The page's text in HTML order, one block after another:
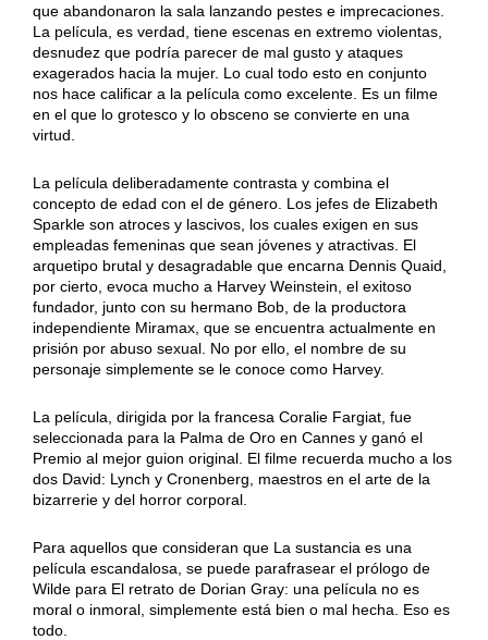
que abandonaron la sala lanzando pestes e imprecaciones.
La película, es verdad, tiene escenas en extremo violentas,
desnudez que podría parecer de mal gusto y ataques
exagerados hacia la mujer. Lo cual todo esto en conjunto
nos hace calificar a la película como excelente. Es un filme
en el que lo grotesco y lo obsceno se convierte en una
virtud.
La película deliberadamente contrasta y combina el
concepto de edad con el de género. Los jefes de Elizabeth
Sparkle son atroces y lascivos, los cuales exigen en sus
empleadas femeninas que sean jóvenes y atractivas. El
arquetipo brutal y desagradable que encarna Dennis Quaid,
por cierto, evoca mucho a Harvey Weinstein, el exitoso
fundador, junto con su hermano Bob, de la productora
independiente Miramax, que se encuentra actualmente en
prisión por abuso sexual. No por ello, el nombre de su
personaje simplemente se le conoce como Harvey.
La película, dirigida por la francesa Coralie Fargiat, fue
seleccionada para la Palma de Oro en Cannes y ganó el
Premio al mejor guion original. El filme recuerda mucho a los
dos David: Lynch y Cronenberg, maestros en el arte de la
bizarrerie y del horror corporal.
Para aquellos que consideran que La sustancia es una
película escandalosa, se puede parafrasear el prólogo de
Wilde para El retrato de Dorian Gray: una película no es
moral o inmoral, simplemente está bien o mal hecha. Eso es
todo.